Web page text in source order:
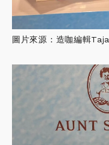
圖片來源：造咖編輯Taja